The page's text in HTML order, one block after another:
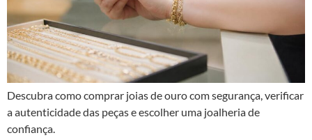
Descubra como comprar joias de ouro com segurança, verificar
a autenticidade das peças e escolher uma joalheria de
confiança.